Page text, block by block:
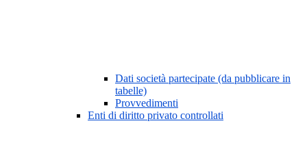
Dati società partecipate (da pubblicare in
tabelle)
Provvedimenti
Enti di diritto privato controllati